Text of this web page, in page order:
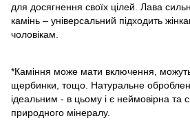
для досягнення своїх цілей. Лава
камінь – універсальний підходить
чоловікам.
*Каміння може мати включення, можуть
щербинки, тощо. Натуральне
ідеальним - в цьому і є неймовірна та
природного мінералу.